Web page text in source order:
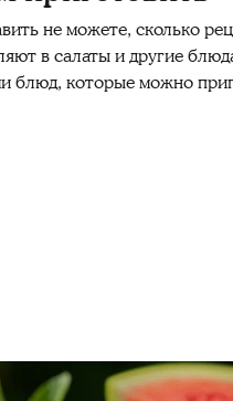
не можете, сколько
всалатыи другие
блюд, которые можно